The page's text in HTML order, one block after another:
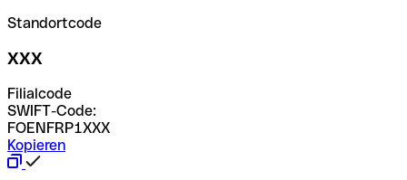
Standortcode
XXX
Filialcode
SWIFT-Code:
FOENFRP1XXX
Kopieren